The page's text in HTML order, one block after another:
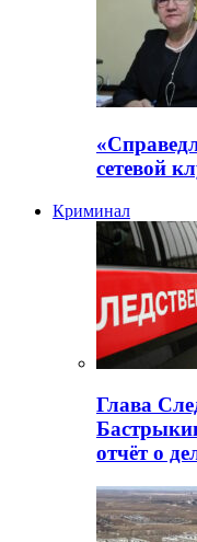
сетевой
Криминал
Глава
отчёт о